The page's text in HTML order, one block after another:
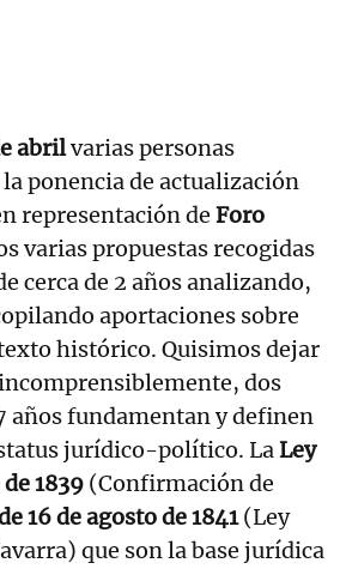
abrilvarias personas
ponencia de actualización
representación de Foro
varias propuestas recogidas
cerca de 2 años analizando,
aportaciones sobre
histórico. Quisimos dejar
dos
años fundamentan y definen
jurídico-político. LaLey
1839 (Confirmación de
16 de agosto de 1841(Ley
que son la base jurídica